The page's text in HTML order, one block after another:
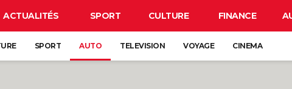
ACTUALITÉS SPORT CULTURE FINANCE
SPORT AUTO TELEVISION VOYAGE CINEMA